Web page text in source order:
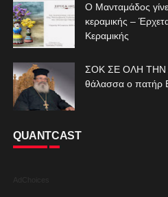
Ο Μανταμάδος
κεραμικής –
Κεραμικής
ΣΟΚ ΣΕ ΟΛΗ ΤΗΝ
θάλασσα ο πατήρ
QUANTCAST